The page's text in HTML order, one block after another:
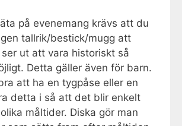
på evenemang krävs att du
tallrik/bestick/mugg att
ut att vara historiskt så
Detta gäller även för barn.
att ha en tygpåse eller en
detta i så att det blir enkelt
måltider. Diska gör man